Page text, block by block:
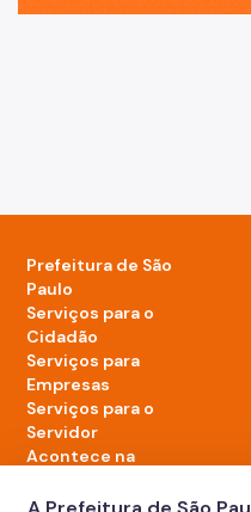
Prefeitura de São
Paulo
Serviços para o
Cidadão
Serviços para
Empresas
Serviços para o
Servidor
Acontece na